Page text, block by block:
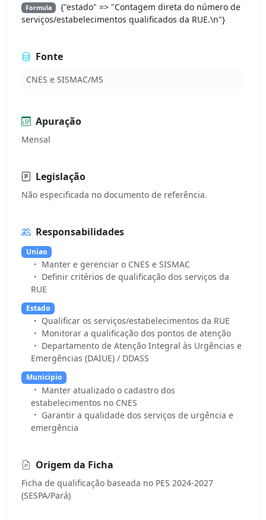
Formula
{"estado" => "Contagem direta do número de
serviços/estabelecimentos qualificados da RUE.\n"}
Fonte
CNES e SISMAC/MS
Apuração
Mensal
Legislação
Responsabilidades
Uniao
Manter e gerenciar o CNES e SISMAC
Definir critérios de qualificação dos serviços da
RUE
Estado
Qualificar os serviços/estabelecimentos da RUE
Monitorar a qualificação dos pontos de atenção
Departamento de Atenção Integral às Urgências e
Emergências (DAIUE) / DDASS
Municipio
Manter atualizado o cadastro dos
estabelecimentos no CNES
Garantir a qualidade dos serviços de urgência e
emergência
Origem da Ficha
Ficha de qualificação baseada no PES 2024-2027
(SESPA/Pará)